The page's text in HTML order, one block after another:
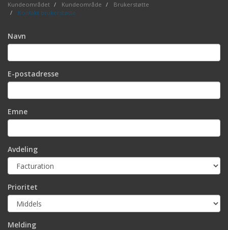
Kundeområdet Kundeområde
Brukerstøtte
Kontakt brukerstøtte
Navn
E-postadresse
Emne
Avdeling
Prioritet
Melding